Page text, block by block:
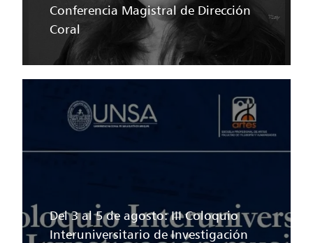
Conferencia Magistral de Dirección
Coral
Del 3 al 5 de agosto: III Coloquio
Interuniversitario de Investigación